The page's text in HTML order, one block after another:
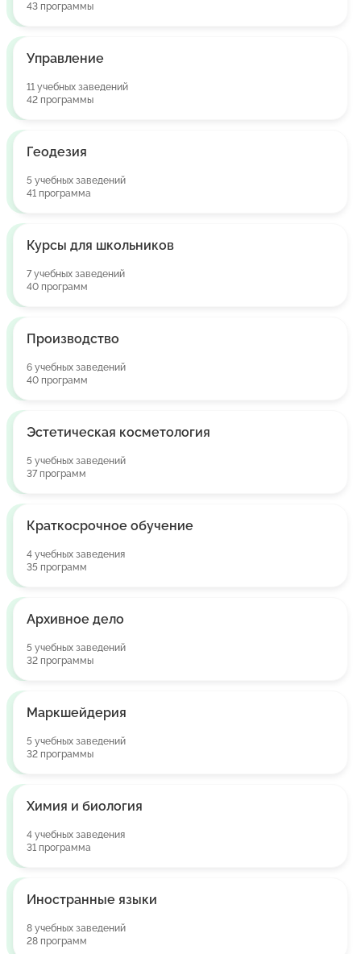
43 программы
Управление
11 учебных заведений
42 программы
Геодезия
5 учебных заведений
41 программа
Курсы для школьников
7 учебных заведений
40 программ
Производство
6 учебных заведений
40 программ
Эстетическая косметология
5 учебных заведений
37 программ
Краткосрочное обучение
4 учебных заведения
35 программ
Архивное дело
5 учебных заведений
32 программы
Маркшейдерия
5 учебных заведений
32 программы
Химия и биология
4 учебных заведения
31 программа
Иностранные языки
8 учебных заведений
28 программ